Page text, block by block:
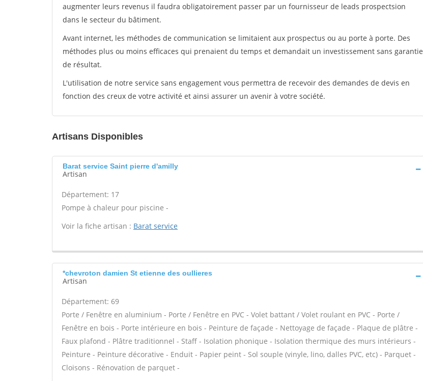
augmenter leurs revenus il faudra obligatoirement passer par un fournisseur de leads prospectsion
dans le secteur du bâtiment.
Avant internet, les méthodes de communication se limitaient aux prospectus ou au porte à porte. Des
méthodes plus ou moins efficaces qui prenaient du temps et demandait un investissement sans garantie
de résultat.
L'utilisation de notre service sans engagement vous permettra de recevoir des demandes de devis en
fonction des creux de votre activité et ainsi assurer un avenir à votre société.
Artisans Disponibles
Barat service Saint pierre d'amilly
Artisan
Département: 17
Pompe à chaleur pour piscine -
Voir la fiche artisan : Barat service
*chevroton damien St etienne des oullieres
Artisan
Département: 69
Porte / Fenêtre en aluminium - Porte / Fenêtre en PVC - Volet battant / Volet roulant en PVC - Porte /
Fenêtre en bois - Porte intérieure en bois - Peinture de façade - Nettoyage de façade - Plaque de plâtre -
Faux plafond - Plâtre traditionnel - Staff - Isolation phonique - Isolation thermique des murs intérieurs -
Peinture - Peinture décorative - Enduit - Papier peint - Sol souple (vinyle, lino, dalles PVC, etc) - Parquet -
Cloisons - Rénovation de parquet -